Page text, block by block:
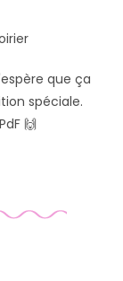
que ça
spéciale.
🙌